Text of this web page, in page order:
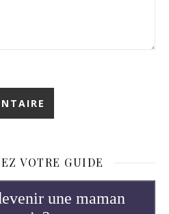
VOTRE GUIDE